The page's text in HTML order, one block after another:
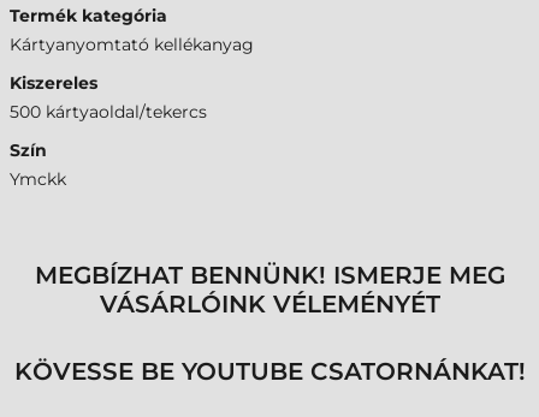
Termék kategória
Kártyanyomtató kellékanyag
Kiszereles
500 kártyaoldal/tekercs
Szín
Ymckk
MEGBÍZHAT BENNÜNK! ISMERJE MEG
VÁSÁRLÓINK VÉLEMÉNYÉT
KÖVESSE BE YOUTUBE CSATORNÁNKAT!